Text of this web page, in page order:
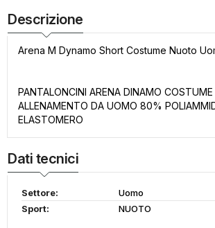
Descrizione
Arena M Dynamo Short Costume Nuoto
PANTALONCINI ARENA DINAMO
ALLENAMENTO DA UOMO 80%
ELASTOMERO
Dati tecnici
Settore:
Uomo
Sport:
NUOTO